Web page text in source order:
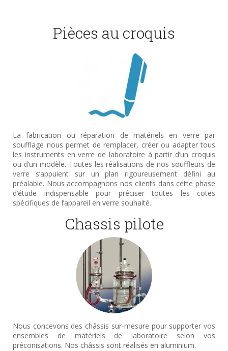
Pièces au croquis
La fabrication ou réparation de matériels en verre par
soufflage nous permet de remplacer, créer ou adapter tous
les instruments en verre de laboratoire à partir d’un croquis
ou d’un modèle. Toutes les réalisations de nos souffleurs de
verre s’appuient sur un plan rigoureusement défini au
préalable. Nous accompagnons nos clients dans cette phase
d’étude indispensable pour préciser toutes les cotes
spécifiques de l’appareil en verre souhaité.
Chassis pilote
Nous concevons des châssis sur-mesure pour supporter vos
ensembles de matériels de laboratoire selon vos
préconisations. Nos châssis sont réalisés en aluminium.